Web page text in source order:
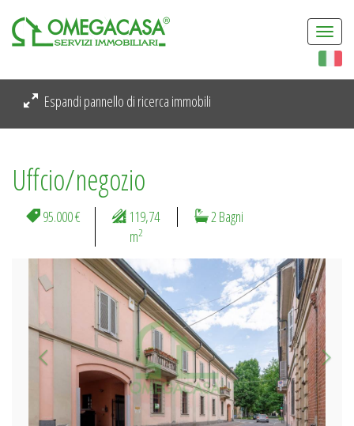
Espandi pannello di ricerca immobili
Uffcio/negozio
95.000 €
119,74
m2
2 Bagni
Previous Next